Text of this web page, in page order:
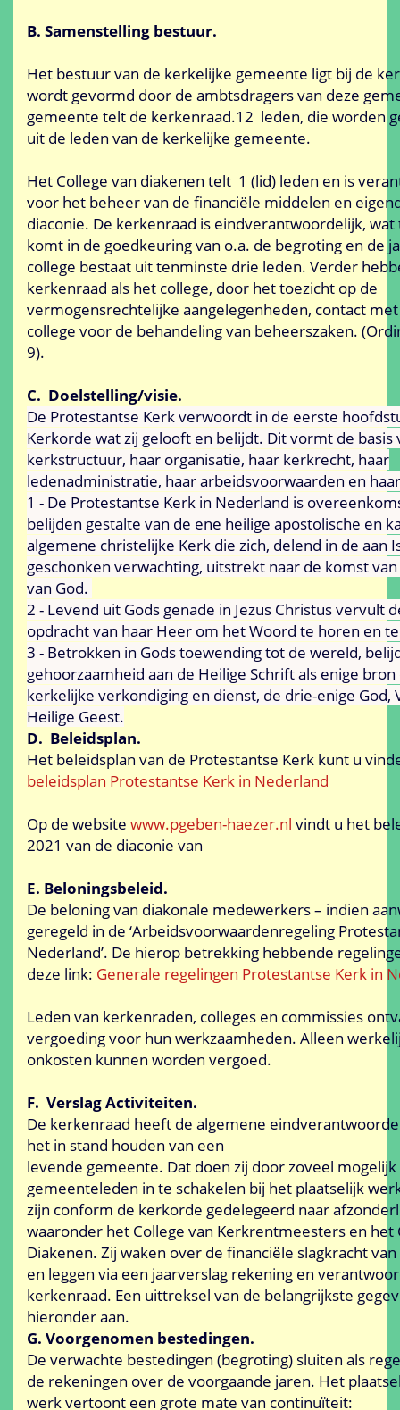
B. Samenstelling bestuur.
Het bestuur van de kerkelijke gemeente ligt bij de
wordt gevormd door de ambtsdragers van deze
gemeente telt de kerkenraad.12 leden, die worden
uit de leden van de kerkelijke gemeente.
Het College van diakenen telt 1 (lid) leden en is
voor het beheer van de financiële middelen en
diaconie. De kerkenraad is eindverantwoordelijk,
komt in de goedkeuring van o.a. de begroting en de
college bestaat uit tenminste drie leden. Verder
kerkenraad als het college, door het toezicht op de
vermogensrechtelijke aangelegenheden, contact met
college voor de behandeling van beheerszaken.
9).
C. Doelstelling/visie.
De Protestantse Kerk verwoordt in de eerste
Kerkorde wat zij gelooft en belijdt. Dit vormt de basis
kerkstructuur, haar organisatie, haar kerkrecht, haar
ledenadministratie, haar arbeidsvoorwaarden en
1 - De Protestantse Kerk in Nederland is
belijden gestalte van de ene heilige apostolische en
algemene christelijke Kerk die zich, delend in de aan
geschonken verwachting, uitstrekt naar de komst
van God.
2 - Levend uit Gods genade in Jezus Christus vervult
opdracht van haar Heer om het Woord te horen en
3 - Betrokken in Gods toewending tot de wereld,
gehoorzaamheid aan de Heilige Schrift als enige
kerkelijke verkondiging en dienst, de drie-enige God,
Heilige Geest.
D. Beleidsplan.
Het beleidsplan van de Protestantse Kerk kunt u
beleidsplan Protestantse Kerk in Nederland
Op de website www.pgeben-haezer.nl vindt u het
2021 van de diaconie van
E. Beloningsbeleid.
De beloning van diakonale medewerkers – indien
geregeld in de ‘Arbeidsvoorwaardenregeling
Nederland’. De hierop betrekking hebbende
deze link: Generale regelingen Protestantse Kerk in
Leden van kerkenraden, colleges en commissies
vergoeding voor hun werkzaamheden. Alleen
onkosten kunnen worden vergoed.
F. Verslag Activiteiten.
De kerkenraad heeft de algemene
het in stand houden van een
levende gemeente. Dat doen zij door zoveel mogelijk
gemeenteleden in te schakelen bij het plaatselijk
zijn conform de kerkorde gedelegeerd naar
waaronder het College van Kerkrentmeesters en het
Diakenen. Zij waken over de financiële slagkracht
en leggen via een jaarverslag rekening en
kerkenraad. Een uittreksel van de belangrijkste
hieronder aan.
G. Voorgenomen bestedingen.
De verwachte bestedingen (begroting) sluiten als
de rekeningen over de voorgaande jaren. Het
werk vertoont een grote mate van continuïteit: